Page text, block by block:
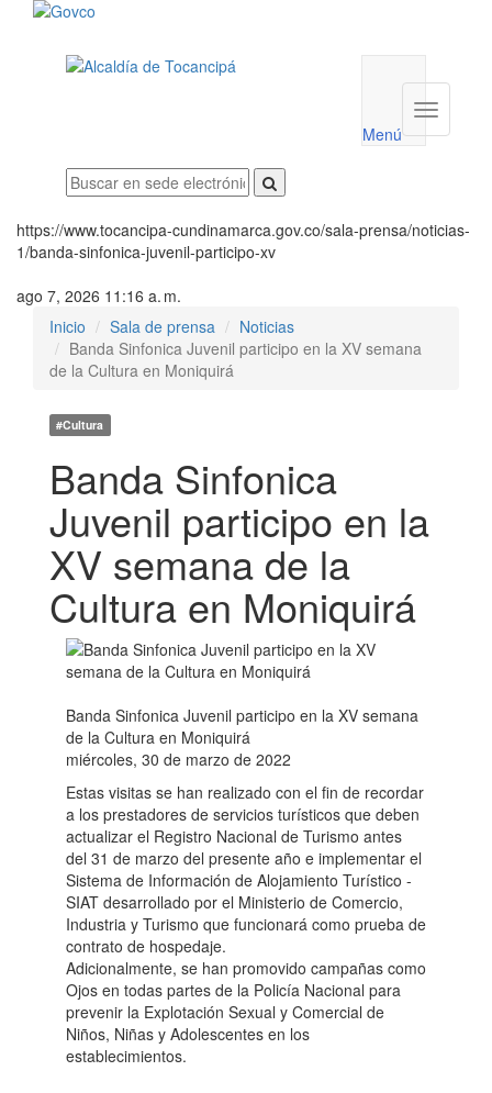
utilidades
Menú
Menú
https://www.tocancipa-cundinamarca.gov.co/sala-prensa/noticias-
1/banda-sinfonica-juvenil-participo-xv
ago 7, 2026 11:16 a. m.
Inicio
Sala de prensa
Noticias
Banda Sinfonica Juvenil participo en la XV semana
de la Cultura en Moniquirá
#Cultura
Banda Sinfonica
Juvenil participo en la
XV semana de la
Cultura en Moniquirá
Banda Sinfonica Juvenil participo en la XV semana
de la Cultura en Moniquirá
miércoles, 30 de marzo de 2022
Estas visitas se han realizado con el fin de recordar
a los prestadores de servicios turísticos que deben
actualizar el Registro Nacional de Turismo antes
del 31 de marzo del presente año e implementar el
Sistema de Información de Alojamiento Turístico -
SIAT desarrollado por el Ministerio de Comercio,
Industria y Turismo que funcionará como prueba de
contrato de hospedaje.
Adicionalmente, se han promovido campañas como
Ojos en todas partes de la Policía Nacional para
prevenir la Explotación Sexual y Comercial de
Niños, Niñas y Adolescentes en los
establecimientos.